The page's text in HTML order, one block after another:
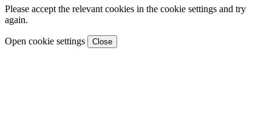
Please accept the relevant cookies in the cookie settings and try
again.
Open cookie settings Close